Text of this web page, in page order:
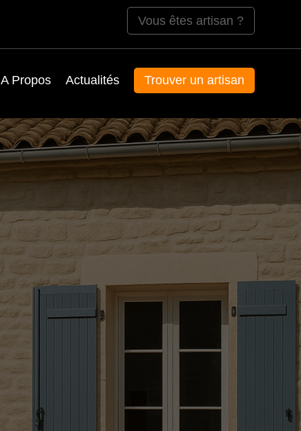
Vous êtes artisan ?
A Propos Actualités Trouver un artisan